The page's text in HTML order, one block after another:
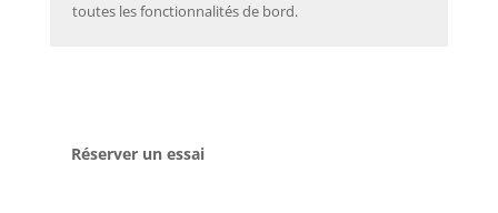
toutes les fonctionnalités de bord.
Réserver un essai